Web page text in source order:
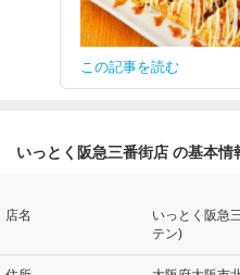
この記事を読む
いっとく阪急三番街店 の基本情
店名
いっとく阪急
テン)